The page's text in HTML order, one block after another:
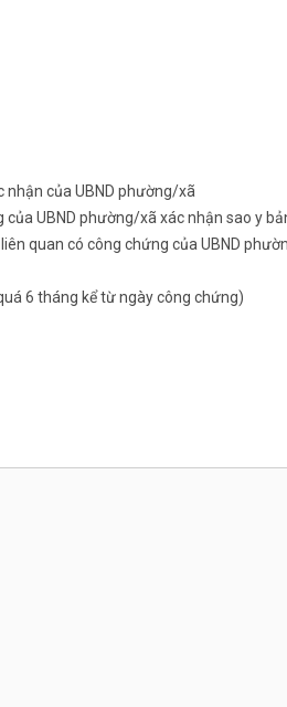
nhận của UBND phường/xã
của UBND phường/xã xác nhận sao y
quan có công chứng của UBND
6 tháng kể từ ngày công chứng)